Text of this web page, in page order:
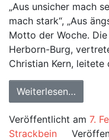
„Aus unsicher mach
mach stark“, „Aus
Motto der Woche.
Herborn-Burg,
Christian Kern,
Weiterlesen…
Veröffentlicht am 7.
Strackbein